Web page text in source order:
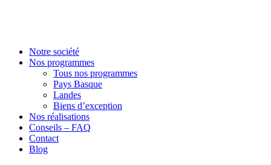
Notre société
Nos programmes
Tous nos programmes
Pays Basque
Landes
Biens d’exception
Nos réalisations
Conseils – FAQ
Contact
Blog